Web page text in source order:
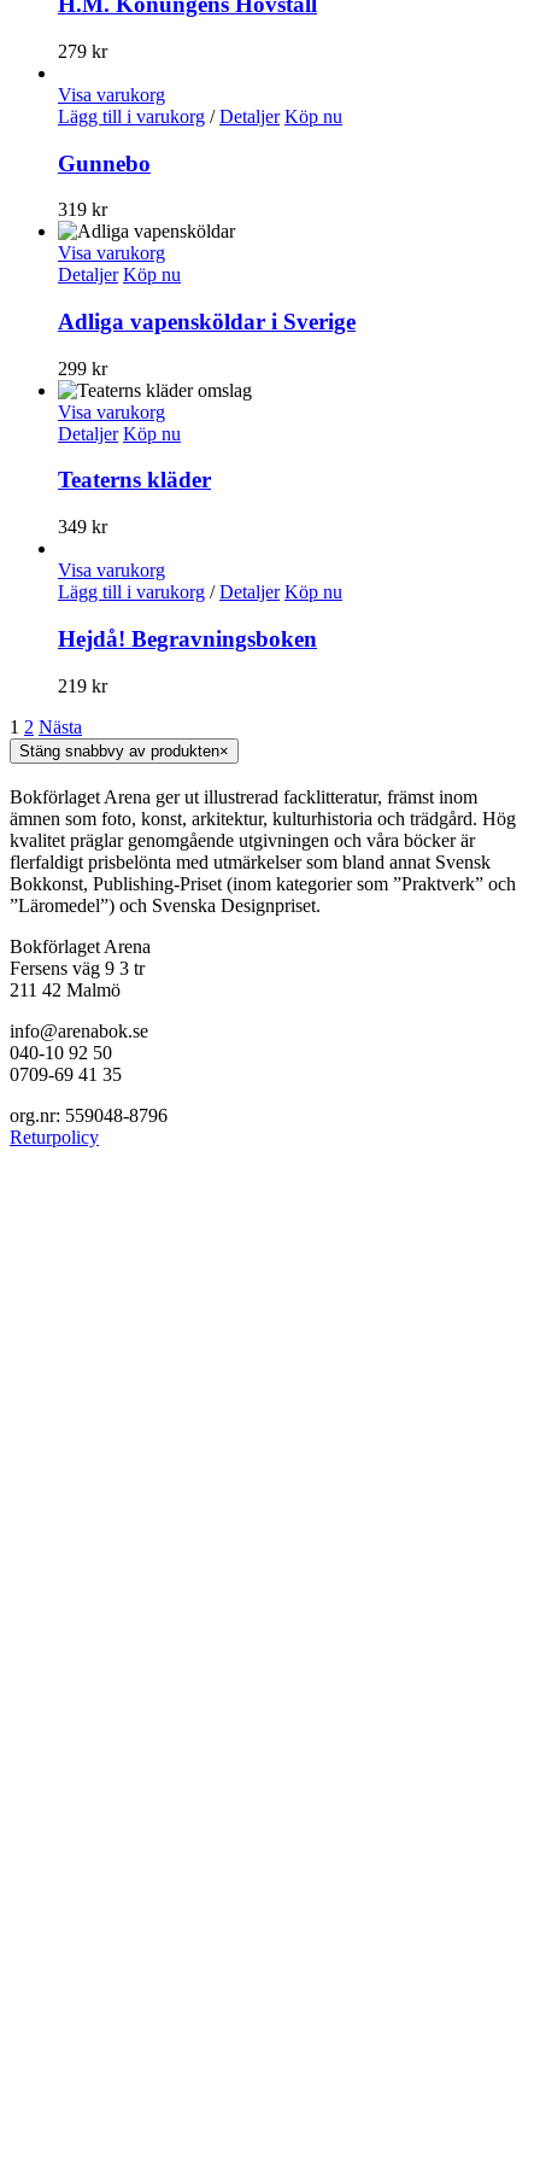
279 kr
Visa varukorg
Lägg till i varukorg / Detaljer Köp nu
Gunnebo
319 kr
Visa varukorg
Detaljer Köp nu
Adliga vapensköldar i Sverige
299 kr
Visa varukorg
Detaljer Köp nu
Teaterns kläder
349 kr
Visa varukorg
Lägg till i varukorg / Detaljer Köp nu
Hejdå! Begravningsboken
219 kr
1 2 Nästa
Stäng snabbvy av produkten×
Bokförlaget Arena ger ut illustrerad facklitteratur, främst inom
ämnen som foto, konst, arkitektur, kulturhistoria och trädgård. Hög
kvalitet präglar genomgående utgivningen och våra böcker är
flerfaldigt prisbelönta med utmärkelser som bland annat Svensk
Bokkonst, Publishing-Priset (inom kategorier som ”Praktverk” och
”Läromedel”) och Svenska Designpriset.
Bokförlaget Arena
Fersens väg 9 3 tr
211 42 Malmö
info@arenabok.se
040-10 92 50
0709-69 41 35
org.nr: 559048-8796
Returpolicy